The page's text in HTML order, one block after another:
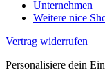
Unternehmen
Weitere nice
Vertrag widerrufen
Personalisiere dein